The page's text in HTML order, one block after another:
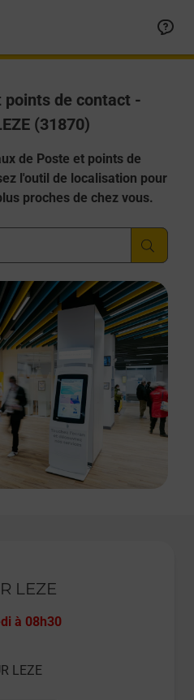
points de contact -
(31870)
de Poste et points de
l'outil de localisation pour
proches de chez vous.
LEZE
à 08h30
LEZE